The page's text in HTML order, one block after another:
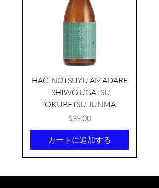
HAGINOTSUYU AMADARE
ISHIWO UGATSU
TOKUBETSU JUNMAI
価格
$39.00
カートに追加する
KIKUSUI SAKAMAI JDG